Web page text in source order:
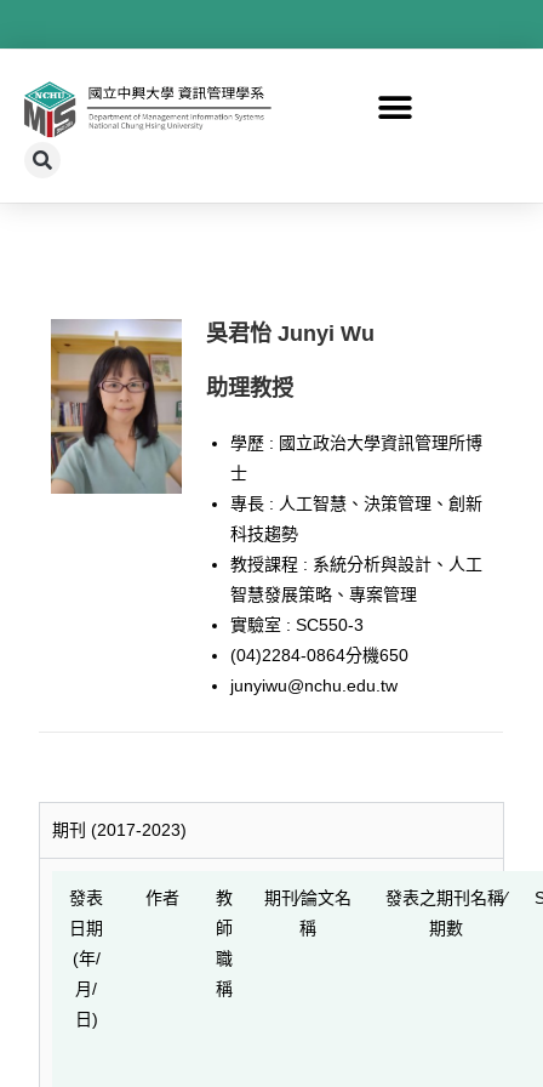
吳君怡 Junyi Wu
助理教授
學歷 : 國立政治大學資訊管理所博
士
專長 : 人工智慧、決策管理、創新
科技趨勢
教授課程 : 系統分析與設計、人工
智慧發展策略、專案管理
實驗室 : SC550-3
(04)2284-0864分機650
junyiwu@nchu.edu.tw
期刊 (2017-2023)
發表
日期
(年/
月/
日)
作者
教
師
職
稱
期刊∕論文名
稱
發表之期刊名稱∕
期數